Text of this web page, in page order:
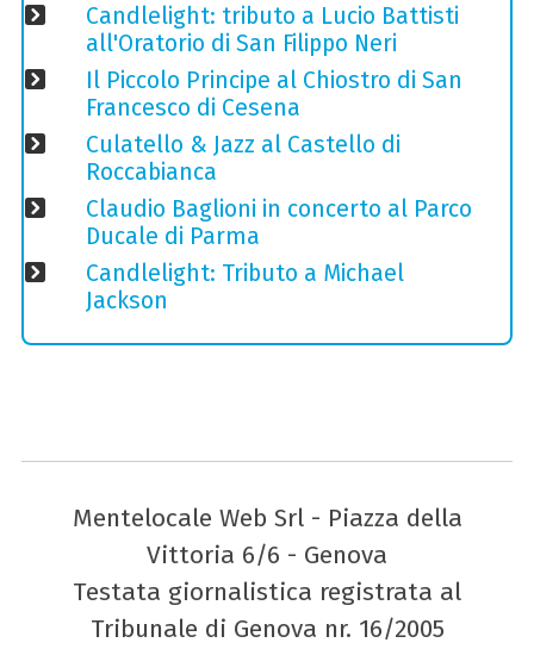
Candlelight: tributo a Lucio Battisti
all'Oratorio di San Filippo Neri
Il Piccolo Principe al Chiostro di San
Francesco di Cesena
Culatello & Jazz al Castello di
Roccabianca
Claudio Baglioni in concerto al Parco
Ducale di Parma
Candlelight: Tributo a Michael
Jackson
Mentelocale Web Srl - Piazza della
Vittoria 6/6 - Genova
Testata giornalistica registrata al
Tribunale di Genova nr. 16/2005